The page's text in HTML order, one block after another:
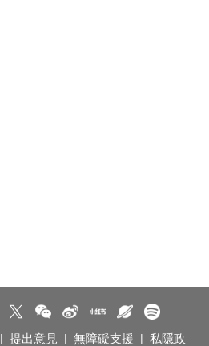
| 提出意見 | 無障礙支援 | 私隱政